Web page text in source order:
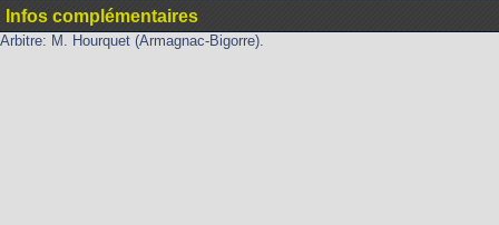
Infos complémentaires
Arbitre: M. Hourquet (Armagnac-Bigorre).